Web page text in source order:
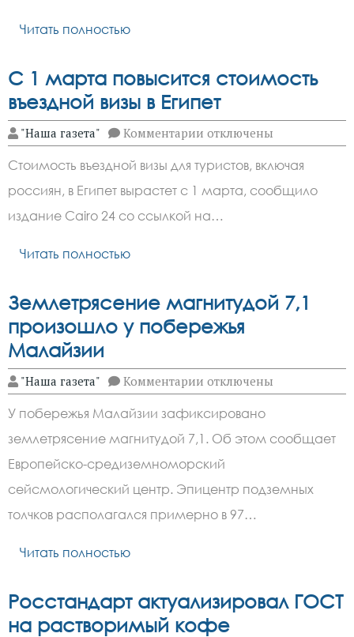
Читать полностью
С 1 марта повысится стоимость
въездной визы в Египет
"Наша газета" Комментарии к
записи
1
марта
повысится
стоимость
въездной
отключены
Стоимость въездной визы для туристов, включая
россиян, в Египет вырастет с 1 марта, сообщило
издание Cairo 24 со ссылкой на…
Читать полностью
Землетрясение магнитудой 7,1
произошло у побережья
Малайзии
"Наша газета" Комментарии к
записи
магнитудой
7,1
произошло
у
побережья
Малайзии
отключены
У побережья Малайзии зафиксировано
землетрясение магнитудой 7,1. Об этом сообщает
Европейско-средиземноморский
сейсмологический центр. Эпицентр подземных
толчков располагался примерно в 97…
Читать полностью
Росстандарт актуализировал ГОСТ
на растворимый кофе